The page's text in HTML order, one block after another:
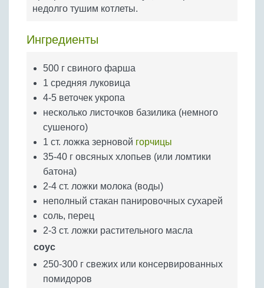
Бобовые
Крупы
недолго тушим котлеты.
Ингредиенты
500 г свиного фарша
1 средняя луковица
4-5 веточек укропа
несколько листочков базилика (немного
сушеного)
1 ст. ложка зерновой горчицы
35-40 г овсяных хлопьев (или ломтики
батона)
2-4 ст. ложки молока (воды)
неполный стакан панировочных сухарей
соль, перец
2-3 ст. ложки растительного масла
соус
250-300 г свежих или консервированных
помидоров